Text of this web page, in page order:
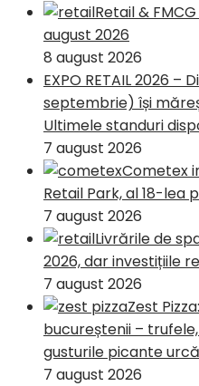
Retail &
august 2026
8 august 2026
EXPO RETAIL 2026 –
septembrie) își
Ultimele standuri
7 august 2026
Cometex
Retail Park, al 18-lea
7 august 2026
Livrările de
2026, dar investițiile
7 august 2026
Zest
bucureștenii –
gusturile picante
7 august 2026